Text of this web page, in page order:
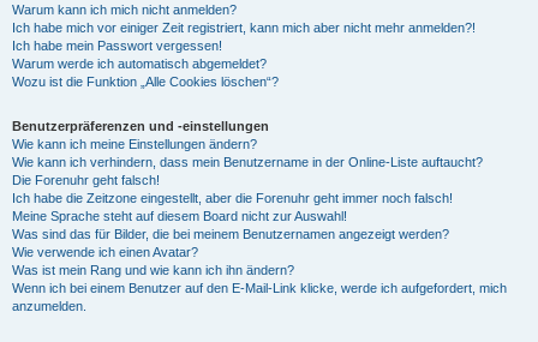
Warum kann ich mich nicht anmelden?
Ich habe mich vor einiger Zeit registriert, kann mich aber nicht mehr anmelden?!
Ich habe mein Passwort vergessen!
Warum werde ich automatisch abgemeldet?
Wozu ist die Funktion „Alle Cookies löschen“?
Benutzerpräferenzen und -einstellungen
Wie kann ich meine Einstellungen ändern?
Wie kann ich verhindern, dass mein Benutzername in der Online-Liste auftaucht?
Die Forenuhr geht falsch!
Ich habe die Zeitzone eingestellt, aber die Forenuhr geht immer noch falsch!
Meine Sprache steht auf diesem Board nicht zur Auswahl!
Was sind das für Bilder, die bei meinem Benutzernamen angezeigt werden?
Wie verwende ich einen Avatar?
Was ist mein Rang und wie kann ich ihn ändern?
Wenn ich bei einem Benutzer auf den E-Mail-Link klicke, werde ich aufgefordert, mich
anzumelden.